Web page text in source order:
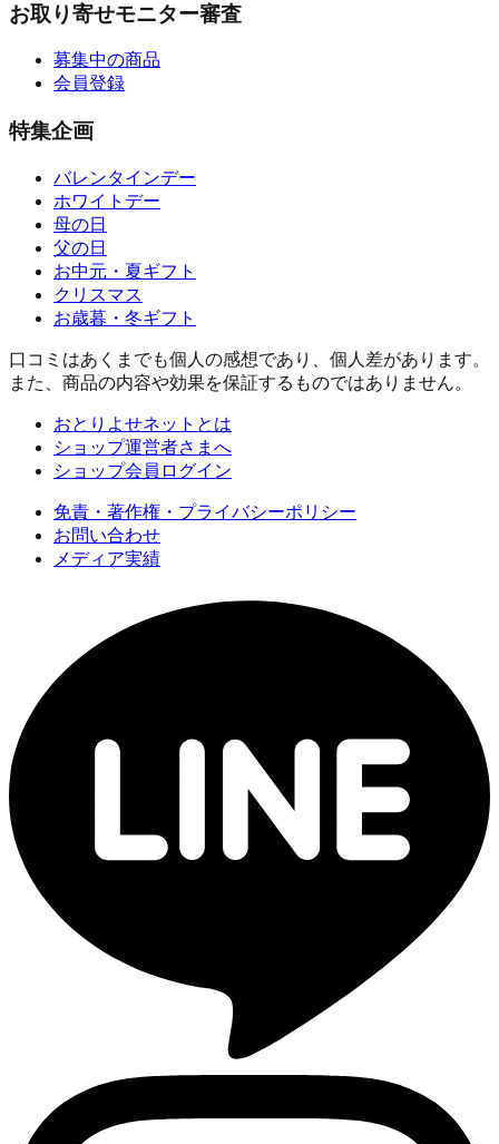
お取り寄せモニター審査
募集中の商品
会員登録
特集企画
バレンタインデー
ホワイトデー
母の日
父の日
お中元・夏ギフト
クリスマス
お歳暮・冬ギフト
口コミはあくまでも個人の感想であり、個人差があります。
また、商品の内容や効果を保証するものではありません。
おとりよせネットとは
ショップ運営者さまへ
ショップ会員ログイン
免責・著作権・プライバシーポリシー
お問い合わせ
メディア実績